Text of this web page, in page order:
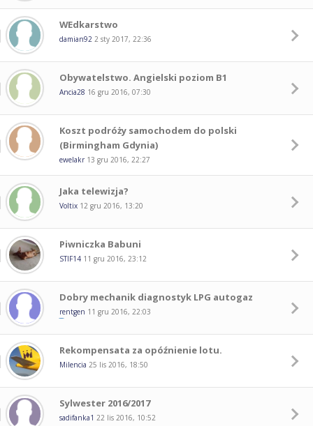
WEdkarstwo
damian92 2 sty 2017, 22:36
Obywatelstwo. Angielski poziom B1
Ancia28 16 gru 2016, 07:30
Koszt podróży samochodem do polski
(Birmingham Gdynia)
ewelakr 13 gru 2016, 22:27
Jaka telewizja?
Voltix 12 gru 2016, 13:20
Piwniczka Babuni
STIF14 11 gru 2016, 23:12
Dobry mechanik diagnostyk LPG autogaz
rentgen 11 gru 2016, 22:03
Rekompensata za opóźnienie lotu.
Milencia 25 lis 2016, 18:50
Sylwester 2016/2017
sadifanka1 22 lis 2016, 10:52